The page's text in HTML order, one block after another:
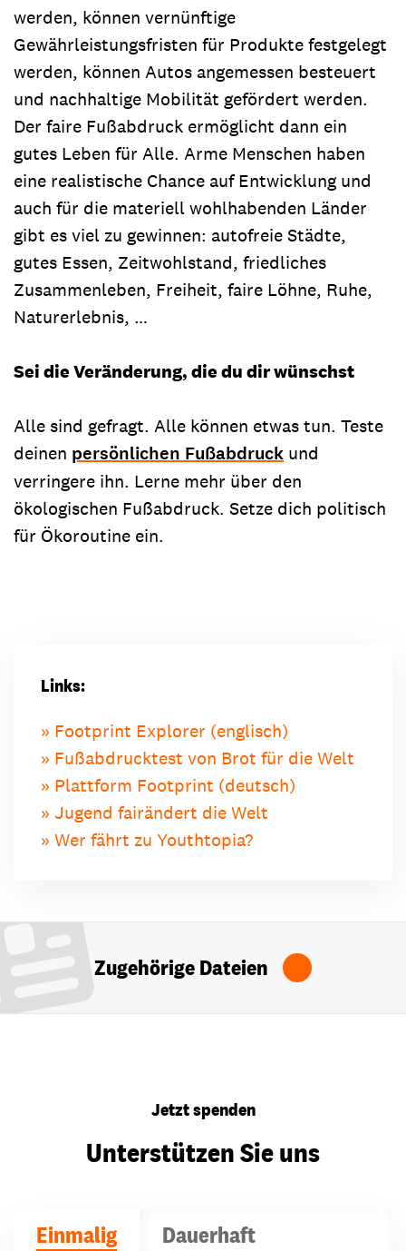
werden, können vernünftige
Gewährleistungsfristen für Produkte festgelegt
werden, können Autos angemessen besteuert
und nachhaltige Mobilität gefördert werden.
Der faire Fußabdruck ermöglicht dann ein
gutes Leben für Alle. Arme Menschen haben
eine realistische Chance auf Entwicklung und
auch für die materiell wohlhabenden Länder
gibt es viel zu gewinnen: autofreie Städte,
gutes Essen, Zeitwohlstand, friedliches
Zusammenleben, Freiheit, faire Löhne, Ruhe,
Naturerlebnis, …
Sei die Veränderung, die du dir wünschst
Alle sind gefragt. Alle können etwas tun. Teste
deinen persönlichen Fußabdruck und
verringere ihn. Lerne mehr über den
ökologischen Fußabdruck. Setze dich politisch
für Ökoroutine ein.
Links:
Footprint Explorer (englisch)
Fußabdrucktest von Brot für die Welt
Plattform Footprint (deutsch)
Jugend fairändert die Welt
Wer fährt zu Youthtopia?
Zugehörige Dateien
Jetzt spenden
Unterstützen Sie uns
Einmalig Dauerhaft